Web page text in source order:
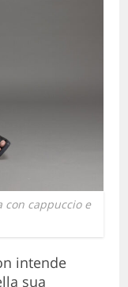
con cappuccio e
intende
sua